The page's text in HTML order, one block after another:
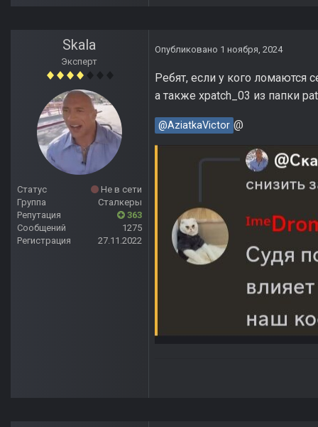
Skala
Эксперт
Статус
Не в сети
Группа
Сталкеры
Репутация
363
Сообщений
1275
Регистрация
27.11.2022
Опубликовано 1 ноября, 2024
Ребят, если у кого ломаются
а также xpatch_03 из папки
@AziatkaVictor @